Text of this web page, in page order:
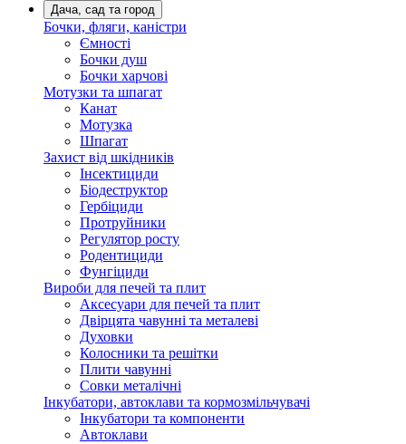
Дача, сад та город
Бочки, фляги, каністри
Ємності
Бочки душ
Бочки харчові
Мотузки та шпагат
Канат
Мотузка
Шпагат
Захист від шкідників
Інсектициди
Біодеструктор
Гербіциди
Протруйники
Регулятор росту
Родентициди
Фунгіциди
Вироби для печей та плит
Аксесуари для печей та плит
Двірцята чавунні та металеві
Духовки
Колосники та решітки
Плити чавунні
Совки металічні
Інкубатори, автоклави та кормозмільчувачі
Інкубатори та компоненти
Автоклави